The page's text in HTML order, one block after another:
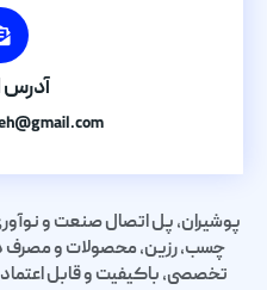
آدرس
پوشیران، پل اتصال صنعت و
چسب، رزین، محصولات و مصرف
تخصصی، باکیفیت و قابل